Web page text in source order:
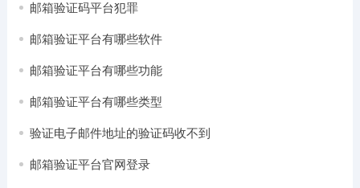
邮箱验证码平台犯罪
邮箱验证平台有哪些软件
邮箱验证平台有哪些功能
邮箱验证平台有哪些类型
验证电子邮件地址的验证码收不到
邮箱验证平台官网登录